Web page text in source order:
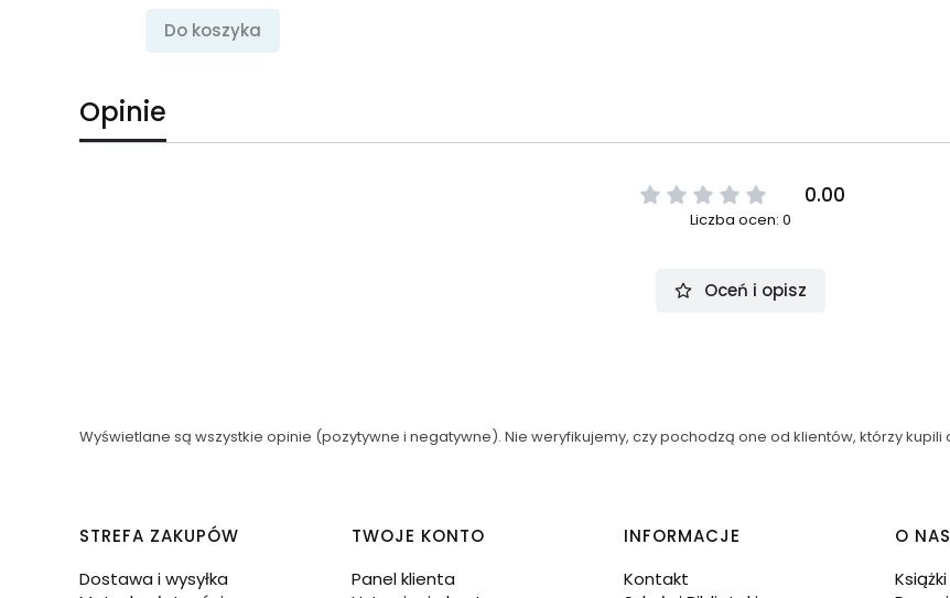
Do koszyka
Opinie
0.00
Liczba ocen: 0
Oceń i opisz
Wyświetlane są wszystkie opinie (pozytywne i negatywne). Nie weryfikujemy, czy pochodzą one od klientów, którzy kupili
Linki w stopce
STREFA ZAKUPÓW
Dostawa i wysyłka
TWOJE KONTO
Panel klienta
INFORMACJE
Kontakt
O NAS